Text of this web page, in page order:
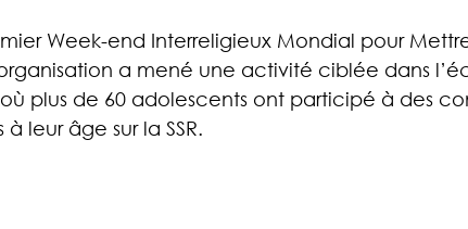
Week-end Interreligieux Mondial pour
a mené une activité ciblée dans
plus de 60 adolescents ont participé à des
leur âge sur la SSR.